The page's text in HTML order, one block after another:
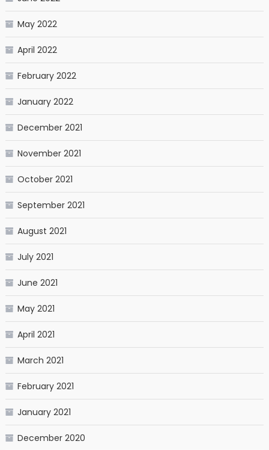
May 2022
April 2022
February 2022
January 2022
December 2021
November 2021
October 2021
September 2021
August 2021
July 2021
June 2021
May 2021
April 2021
March 2021
February 2021
January 2021
December 2020